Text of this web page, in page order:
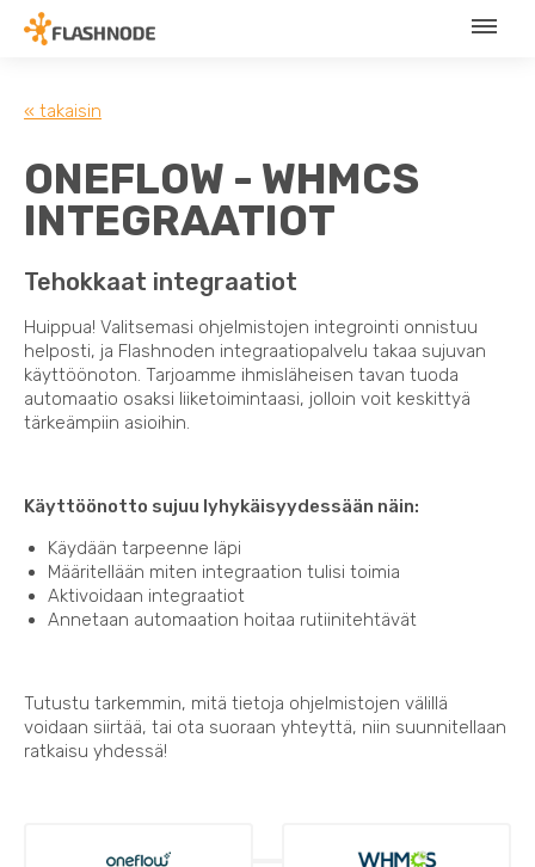
« takaisin
ONEFLOW - WHMCS
INTEGRAATIOT
Tehokkaat integraatiot
Huippua! Valitsemasi ohjelmistojen integrointi onnistuu
helposti, ja Flashnoden integraatiopalvelu takaa sujuvan
käyttöönoton. Tarjoamme ihmisläheisen tavan tuoda
automaatio osaksi liiketoimintaasi, jolloin voit keskittyä
tärkeämpiin asioihin.
Käyttöönotto sujuu lyhykäisyydessään näin:
Käydään tarpeenne läpi
Määritellään miten integraation tulisi toimia
Aktivoidaan integraatiot
Annetaan automaation hoitaa rutiinitehtävät
Tutustu tarkemmin, mitä tietoja ohjelmistojen välillä
voidaan siirtää, tai ota suoraan yhteyttä, niin suunnitellaan
ratkaisu yhdessä!